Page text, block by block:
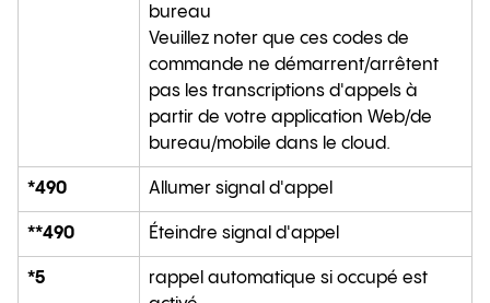
bureau
Veuillez noter que ces codes de
commande ne démarrent/arrêtent
pas les transcriptions d'appels à
partir de votre application Web/de
bureau/mobile dans le cloud.
*490 Allumer signal d'appel
**490 Éteindre signal d'appel
*5
rappel automatique si occupé est